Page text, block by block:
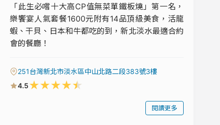
「此生必嚐十大高CP值無菜單鐵板燒」第一名，
樂饗宴人氣套餐1600元附有14品頂級美食，活龍
蝦、干貝、日本和牛都吃的到，新北淡水最適合約
會的餐廳！
251台灣新北市淡水區中山北路二段383號3樓
4.5★★★★★
閱讀更多